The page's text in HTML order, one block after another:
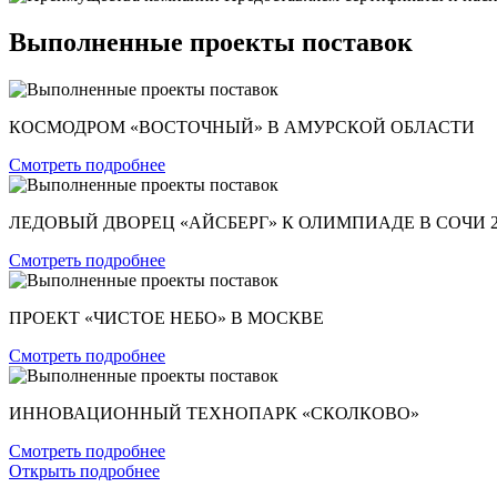
Выполненные проекты поставок
КОСМОДРОМ «ВОСТОЧНЫЙ» В АМУРСКОЙ ОБЛАСТИ
Смотреть подробнее
ЛЕДОВЫЙ ДВОРЕЦ «АЙСБЕРГ» К ОЛИМПИАДЕ В СОЧИ
Смотреть подробнее
ПРОЕКТ «ЧИСТОЕ НЕБО» В МОСКВЕ
Смотреть подробнее
ИННОВАЦИОННЫЙ ТЕХНОПАРК «СКОЛКОВО»
Смотреть подробнее
Открыть подробнее